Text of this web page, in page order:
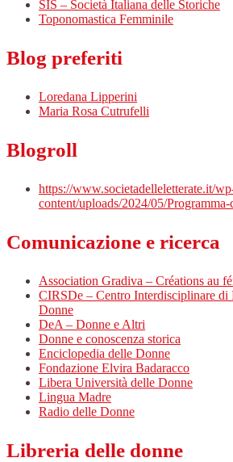
SIS – Società Italiana delle Storiche
Toponomastica Femminile
Blog preferiti
Loredana Lipperini
Maria Rosa Cutrufelli
Blogroll
https://www.societadelleletterate.it/
content/uploads/2024/05/
Comunicazione e ricerca
Association Gradiva – Créations au
CIRSDe – Centro Interdisciplinare di
Donne
DeA – Donne e Altri
Donne e conoscenza storica
Enciclopedia delle Donne
Fondazione Elvira Badaracco
Libera Università delle Donne
Lingua Madre
Radio delle Donne
Libreria delle donne